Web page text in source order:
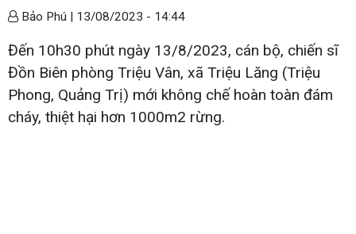
Bảo Phú | 13/08/2023 - 14:44
Đến 10h30 phút ngày 13/8/2023, cán bộ, chiến sĩ
Đồn Biên phòng Triệu Vân, xã Triệu Lăng (Triệu
Phong, Quảng Trị) mới không chế hoàn toàn đám
cháy, thiệt hại hơn 1000m2 rừng.